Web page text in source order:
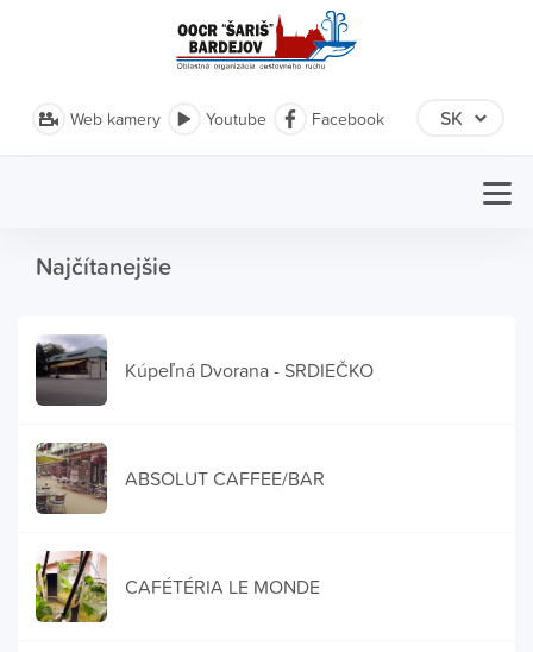
Web kamery Youtube Facebook
Najčítanejšie
Kúpeľná Dvorana - SRDIEČKO
ABSOLUT CAFFEE/BAR
CAFÉTÉRIA LE MONDE